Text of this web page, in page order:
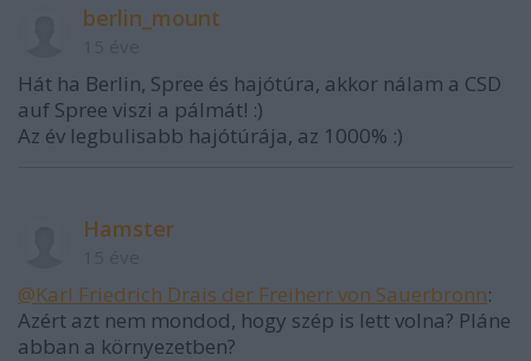
berlin_mount
Hát ha Berlin, Spree és hajótúra, akkor nálam a CSD
auf Spree viszi a pálmát! :)
Az év legbulisabb hajótúrája, az 1000% :)
Hamster
@Karl Friedrich Drais der Freiherr von Sauerbronn:
Azért azt nem mondod, hogy szép is lett volna? Pláne
abban a környezetben?